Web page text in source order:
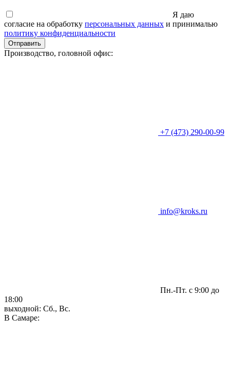
Я даю
согласие на обработку персональных данных и принималью
политику конфиденциальности
Отправить
Производство, головной офис:
+7 (473) 290-00-99
info@kroks.ru
Пн.-Пт. с 9:00 до
18:00
выходной: Сб., Вс.
В Самаре: